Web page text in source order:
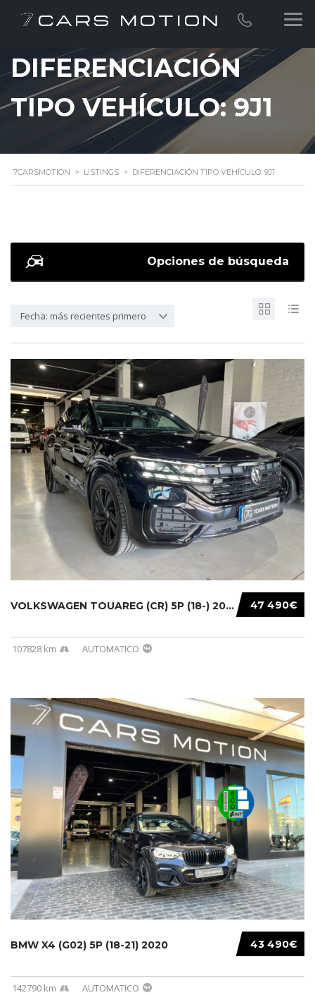
DIFERENCIACIÓN
TIPO VEHÍCULO: 9J1
7CARSMOTION > LISTINGS > DIFERENCIACIÓN TIPO VEHÍCULO: 9J1
Opciones de búsqueda
Fecha: más recientes primero
47 490€
VOLKSWAGEN TOUAREG (CR) 5P (18-) 2021...
107828 km AUTOMATICO
43 490€
BMW X4 (G02) 5P (18-21) 2020
142790 km AUTOMATICO